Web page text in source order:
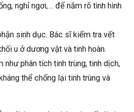
nghỉ ngơi,… để nắm rõ tình hình
sinh dục. Bác sĩ kiểm tra vết
u ở dương vật và tinh hoàn.
như phân tích tinh trùng, tinh dịch,
thể chống lại tinh trùng và